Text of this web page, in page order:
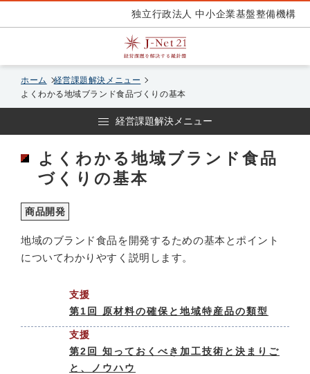
独立行政法人 中小企業基盤整備機構
ホーム
経営課題解決メニュー
よくわかる地域ブランド食品づくりの基本
経営課題解決メニュー
よくわかる地域ブランド食品
づくりの基本
商品開発
地域のブランド食品を開発するための基本とポイント
についてわかりやすく説明します。
支援
第1回 原材料の確保と地域特産品の類型
支援
第2回 知っておくべき加工技術と決まりご
と、ノウハウ